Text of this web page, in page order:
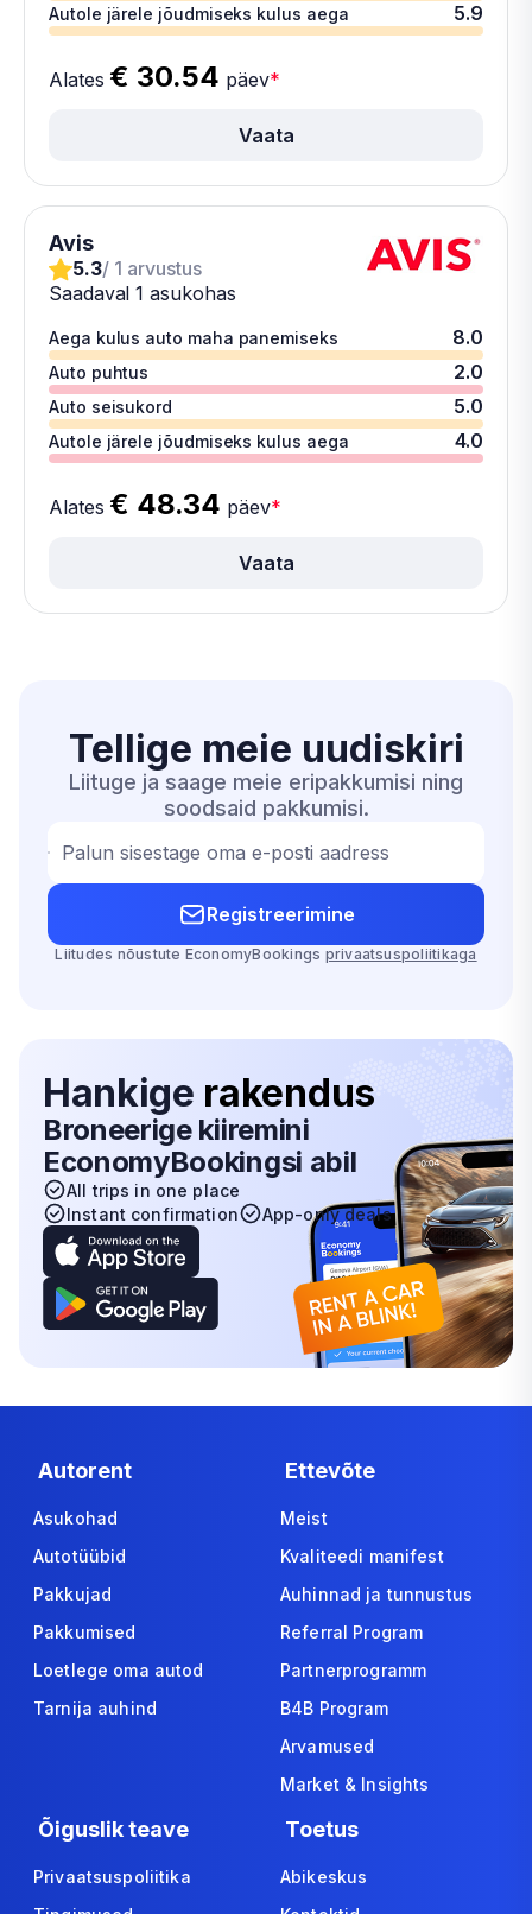
Autole järele jõudmiseks kulus aega 5.9
Alates € 30.54 päev*
Vaata
Avis
5.3/ 1 arvustus
Saadaval 1 asukohas
Aega kulus auto maha panemiseks 8.0
Auto puhtus 2.0
Auto seisukord 5.0
Autole järele jõudmiseks kulus aega 4.0
Alates € 48.34 päev*
Vaata
Tellige meie uudiskiri
Liituge ja saage meie eripakkumisi ning
soodsaid pakkumisi.
Palun sisestage oma e-posti aadress
Registreerimine
Liitudes nõustute EconomyBookings privaatsuspoliitikaga
Hankige rakendus
Broneerige kiiremini
EconomyBookingsi abil
All trips in one place
Instant confirmation
App-only deals
Autorent
Asukohad
Autotüübid
Pakkujad
Pakkumised
Loetlege oma autod
Tarnija auhind
Ettevõte
Meist
Kvaliteedi manifest
Auhinnad ja tunnustus
Referral Program
Partnerprogramm
B4B Program
Arvamused
Market & Insights
Õiguslik teave
Privaatsuspoliitika
Toetus
Abikeskus